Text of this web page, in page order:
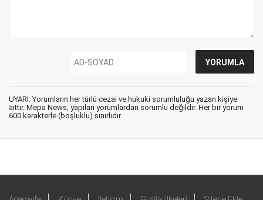
UYARI: Yorumların her türlü cezai ve hukuki sorumluluğu yazan kişiye
aittir. Mepa News, yapılan yorumlardan sorumlu değildir. Her bir yorum
600 karakterle (boşluklu) sınırlıdır.